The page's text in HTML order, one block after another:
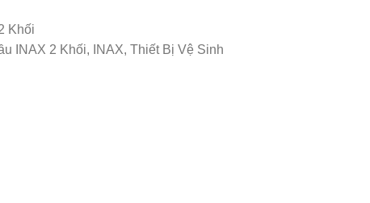
Khối
INAX 2 Khối, INAX, Thiết Bị Vệ Sinh